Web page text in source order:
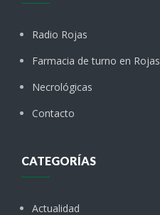
Radio Rojas
Farmacia de turno en Rojas
Necrológicas
Contacto
CATEGORÍAS
Actualidad